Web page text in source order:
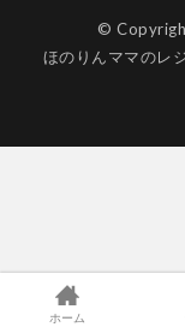
©
ほのりんママのレ
ホーム